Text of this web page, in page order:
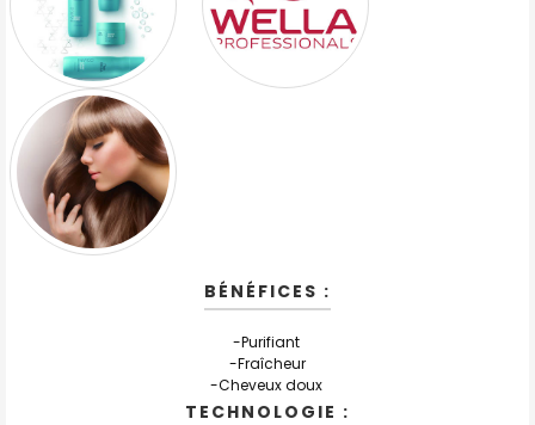
BÉNÉFICES :
-Purifiant
-Fraîcheur
-Cheveux doux
TECHNOLOGIE :